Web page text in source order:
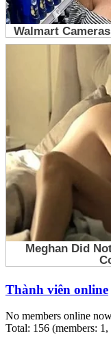
Thành viên online
No members online
Total: 156 (members: 1,